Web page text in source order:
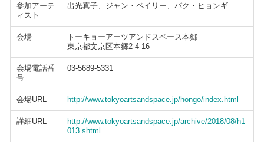
参加アーテ
ィスト
出光真子、ジャン・ペイリー、パク・ヒョンギ
会場
トーキョーアーツアンドスペース本郷
東京都文京区本郷2-4-16
会場電話番
号
03-5689-5331
会場URL http://www.tokyoartsandspace.jp/hongo/index.html
詳細URL
http://www.tokyoartsandspace.jp/archive/2018/08/h1
013.shtml